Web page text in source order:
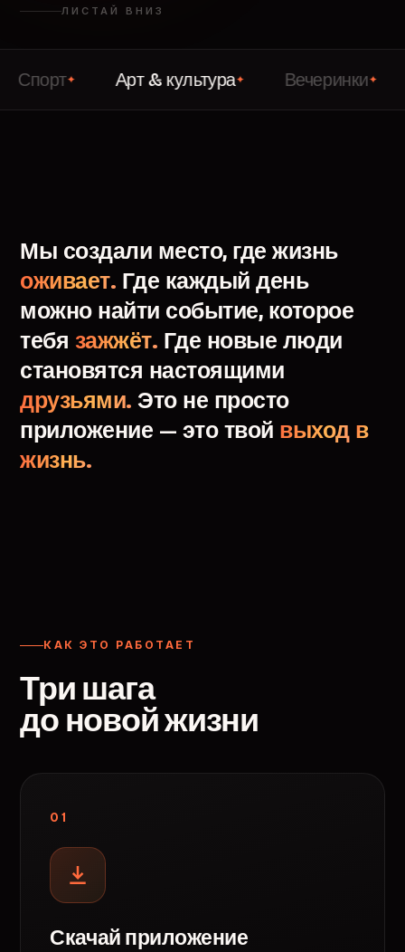
ЛИСТАЙ ВНИЗ
Арт & культура✦ Вечеринки✦
Мы создали место, где жизнь
оживает. Где каждый день
можно найти событие, которое
тебя зажжёт. Где новые люди
становятся настоящими
друзьями. Это не просто
приложение — это твой выход в
жизнь.
КАК ЭТО РАБОТАЕТ
Три шага
до новой жизни
01
Скачай приложение